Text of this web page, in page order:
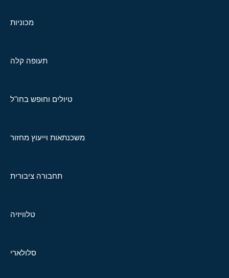
מכוניות
תעופה קלה
טיולים וחופש בחו"ל
משכנתאות וייעוץ מחזור
תחבורה ציבורית
טלוויזיה
סלולארי